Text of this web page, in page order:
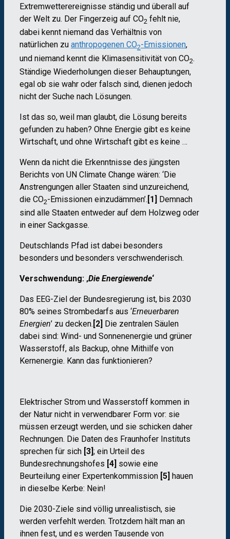
Extremwetterereignisse ständig und überall auf
der Welt zu. Der Fingerzeig auf CO2 fehlt nie,
dabei kennt niemand das Verhältnis von
natürlichen zu anthropogenen CO2-Emissionen,
und niemand kennt die Klimasensitivität von CO2.
Ständige Wiederholungen dieser Behauptungen,
egal ob sie wahr oder falsch sind, dienen jedoch
nicht der Suche nach Lösungen.
Ist das so, weil man glaubt, die Lösung bereits
gefunden zu haben? Ohne Energie gibt es keine
Wirtschaft, und ohne Wirtschaft gibt es keine …
Wenn da nicht die Erkenntnisse des jüngsten
Berichts von UN Climate Change wären: ‘Die
Anstrengungen aller Staaten sind unzureichend,
die CO2-Emissionen einzudämmen’. [1] Demnach
sind alle Staaten entweder auf dem Holzweg oder
in einer Sackgasse.
Deutschlands Pfad ist dabei besonders
besonders und besonders verschwenderisch.
Verschwendung: ‚Die Energiewende‘
Das EEG-Ziel der Bundesregierung ist, bis 2030
80% seines Strombedarfs aus ‘Erneuerbaren
Energien’ zu decken. [2] Die zentralen Säulen
dabei sind: Wind- und Sonnenenergie und grüner
Wasserstoff, als Backup, ohne Mithilfe von
Kernenergie. Kann das funktionieren?
Elektrischer Strom und Wasserstoff kommen in
der Natur nicht in verwendbarer Form vor: sie
müssen erzeugt werden, und sie schicken daher
Rechnungen. Die Daten des Fraunhofer Instituts
sprechen für sich [3]; ein Urteil des
Bundesrechnungshofes [4] sowie eine
Beurteilung einer Expertenkommission [5] hauen
in dieselbe Kerbe: Nein!
Die 2030-Ziele sind völlig unrealistisch, sie
werden verfehlt werden. Trotzdem hält man an
ihnen fest, und es werden Tausende von